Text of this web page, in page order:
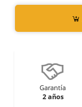
Garantía
2 años